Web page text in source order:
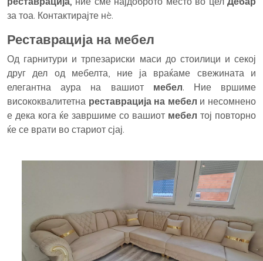
за тоа. Контактирајте нè.
Реставрација на мебел
Од гарнитури и трпезариски маси до стоилици и секој
друг дел од мебелта, ние ја враќаме свежината и
елегантна аура на вашиот мебел. Ние вршиме
висококвалитетна реставрација на мебел и несомнено
е дека кога ќе завршиме со вашиот мебел тој повторно
ќе се врати во стариот сјај.